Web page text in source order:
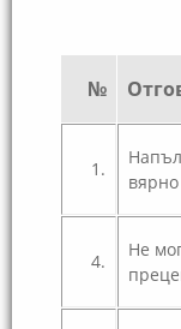
№
1.
вярно
4.
Не